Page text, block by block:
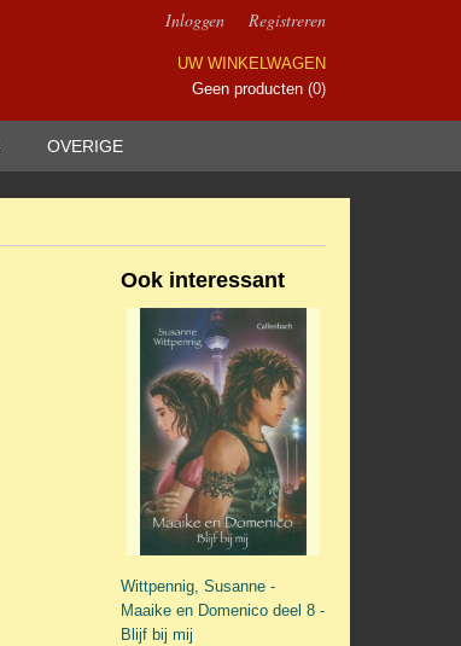
Inloggen Registreren
UW WINKELWAGEN
Geen producten (0)
OVERIGE
Ook interessant
Wittpennig, Susanne -
Maaike en Domenico deel 8 -
Blijf bij mij